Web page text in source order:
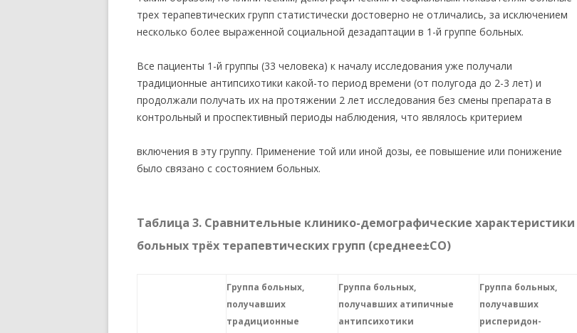
трех терапевтических групп статистически достоверно не отличались, за исключением
несколько более выраженной социальной дезадаптации в 1-й группе больных.
Все пациенты 1-й группы (33 человека) к началу исследования уже получали
традиционные антипсихотики какой-то период времени (от полугода до 2-3 лет) и
продолжали получать их на протяжении 2 лет исследования без смены препарата в
контрольный и проспективный периоды наблюдения, что являлось критерием
включения в эту группу. Применение той или иной дозы, ее повышение или понижение
было связано с состоянием больных.
Таблица 3. Сравнительные клинико-демографические характеристики
больных трёх терапевтических групп (среднее±СО)
Группа больных,
получавших
традиционные
Группа больных,
получавших атипичные
антипсихотики
Группа больных,
получавших
рисперидон-